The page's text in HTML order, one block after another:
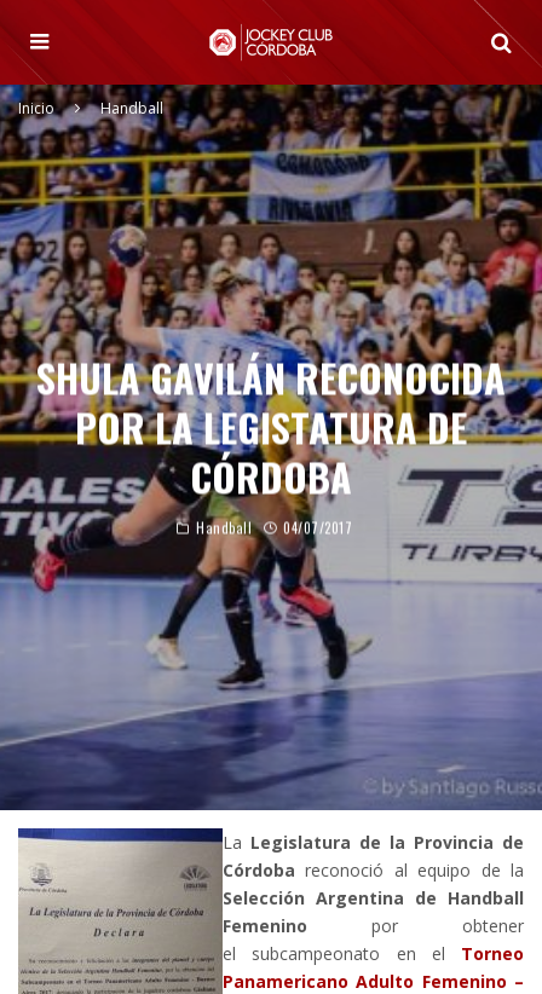
Inicio Handball
SHULA GAVILÁN RECONOCIDA
POR LA LEGISTATURA DE
CÓRDOBA
Handball 04/07/2017
La Legislatura de la Provincia de
Córdoba reconoció al equipo de la
Selección Argentina de Handball
Femenino por obtener
el subcampeonato en el Torneo
Panamericano Adulto Femenino –